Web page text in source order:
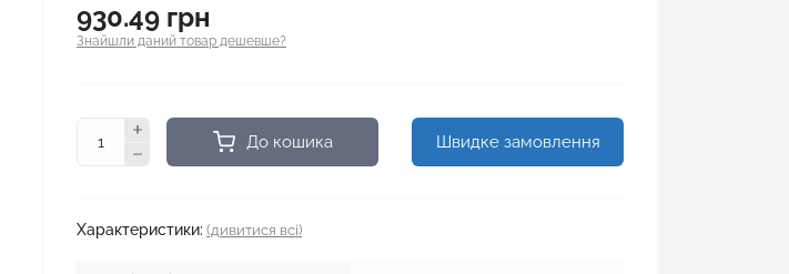
930.49 грн
Знайшли даний товар дешевше?
До кошика Швидке замовлення
Характеристики: (дивитися всі)